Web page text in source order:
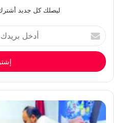
ليصلك كل جديد أشترك
أدخل
بريدك
الإلكتروني